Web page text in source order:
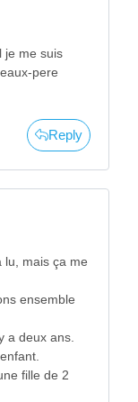
je me suis
pere
Reply
lu, mais ça me
ensemble
a deux ans.
fille de 2